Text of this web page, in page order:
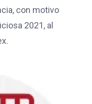
con motivo
2021, al